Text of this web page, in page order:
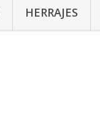
HERRAJES